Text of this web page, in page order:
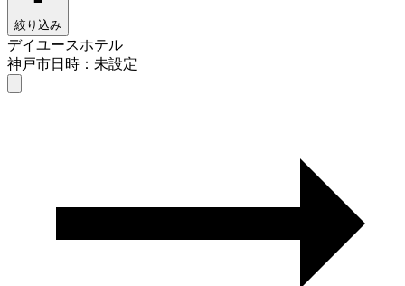
絞り込み
デイユースホテル
神戸市日時：未設定